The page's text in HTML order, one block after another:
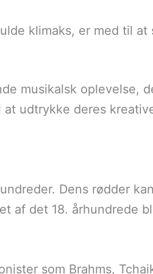
klimaks, er med til at
musikalsk oplevelse,
udtrykke deres
Dens rødder
af det 18. århundrede
som Brahms,